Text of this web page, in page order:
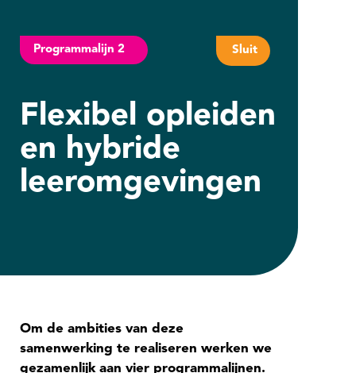
Om de ambities van deze
samenwerking te realiseren werken we
gezamenlijk aan vier programmalijnen.
Programmalijn 2
Flexibel opleiden
en hybride
leeromgevingen
Sluit